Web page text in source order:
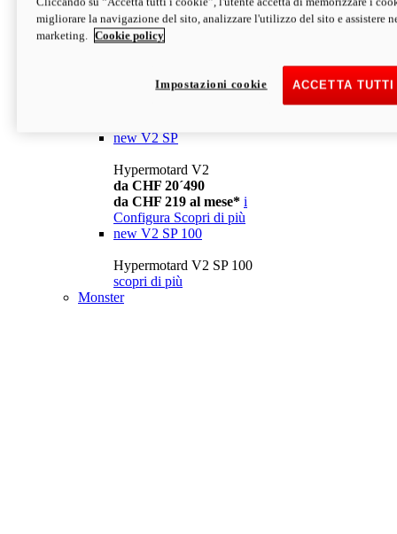
da CHF 13´990
Configura Scopri di più
newV2
da CHF 15´990
new V2 SP
Hypermotard V2
da CHF 20´490
da CHF 219 al mese* i
Configura Scopri di più
new V2 SP 100
Hypermotard V2 SP 100
scopri di più
Monster
migliorare la navigazione del sito, analizzare l'utilizzo del sito e assistere
marketing.
Cookie policy
ACCETTA
Impostazioni cookie